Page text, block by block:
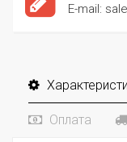
E-mail:
Оплата